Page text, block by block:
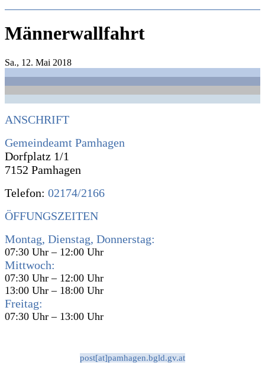
Männerwallfahrt
Sa., 12. Mai 2018
ANSCHRIFT
Gemeindeamt Pamhagen
Dorfplatz 1/1
7152 Pamhagen
Telefon: 02174/2166
ÖFFUNGSZEITEN
Montag, Dienstag, Donnerstag:
07:30 Uhr – 12:00 Uhr
Mittwoch:
07:30 Uhr – 12:00 Uhr
13:00 Uhr – 18:00 Uhr
Freitag:
07:30 Uhr – 13:00 Uhr
post[at]pamhagen.bgld.gv.at